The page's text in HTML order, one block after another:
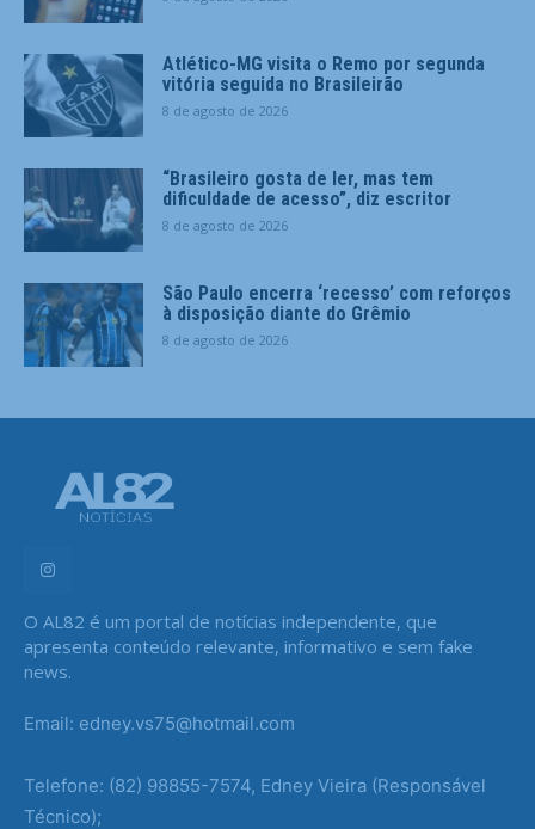
Atlético-MG visita o Remo por segunda
vitória seguida no Brasileirão
8 de agosto de 2026
“Brasileiro gosta de ler, mas tem
dificuldade de acesso”, diz escritor
8 de agosto de 2026
São Paulo encerra ‘recesso’ com reforços
à disposição diante do Grêmio
8 de agosto de 2026
O AL82 é um portal de notícias independente, que
apresenta conteúdo relevante, informativo e sem fake
news.
Email: edney.vs75@hotmail.com
Telefone: (82) 98855-7574, Edney Vieira (Responsável
Técnico);